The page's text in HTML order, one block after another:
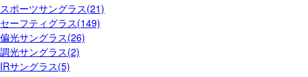
スポーツサングラス(21)
セーフティグラス(149)
偏光サングラス(26)
調光サングラス(2)
IRサングラス(5)